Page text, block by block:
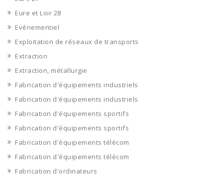
Eure et Loir 28
Evénementiel
Exploitation de réseaux de transports
Extraction
Extraction, métallurgie
Fabrication d'équipements industriels
Fabrication d'équipements industriels
Fabrication d'équipements sportifs
Fabrication d'équipements sportifs
Fabrication d'équipements télécom
Fabrication d'équipements télécom
Fabrication d'ordinateurs